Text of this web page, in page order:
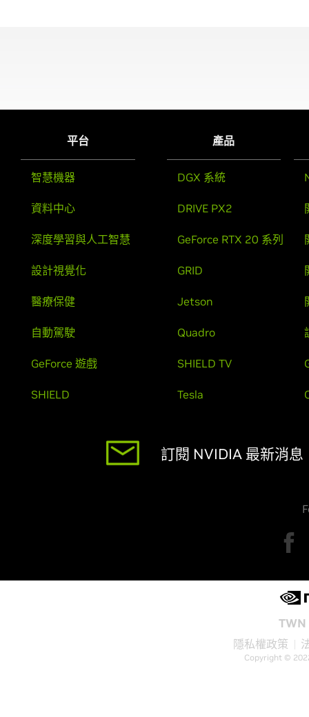
平台
智慧機器
資料中心
深度學習與人工智慧
設計視覺化
醫療保健
自動駕駛
GeForce 遊戲
SHIELD
產品
DGX 系統
DRIVE PX2
GeForce RTX 20 系列
GRID
Jetson
Quadro
SHIELD TV
Tesla
訂閱 NVIDIA 最新消息
隱私權政策
Copyright ©